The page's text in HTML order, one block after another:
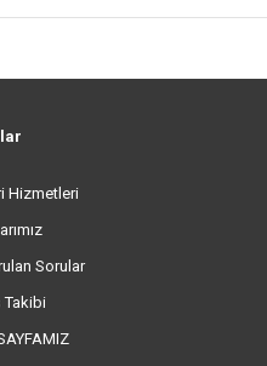
Hizmetleri
Sorular
Takibi